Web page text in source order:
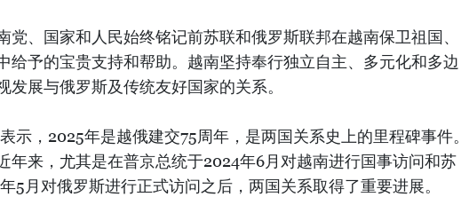
党、国家和人民始终铭记前苏联和俄罗斯联邦在越南保卫祖国、
给予的宝贵支持和帮助。越南坚持奉行独立自主、多元化和多边
发展与俄罗斯及传统友好国家的关系。
示，2025年是越俄建交75周年，是两国关系史上的里程碑事件。
年来，尤其是在普京总统于2024年6月对越南进行国事访问和苏
5月对俄罗斯进行正式访问之后，两国关系取得了重要进展。